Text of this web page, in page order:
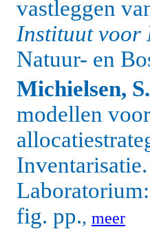
vastleggen
Instituut voor
Natuur- en
Michielsen,
modellen
fig. pp., meer